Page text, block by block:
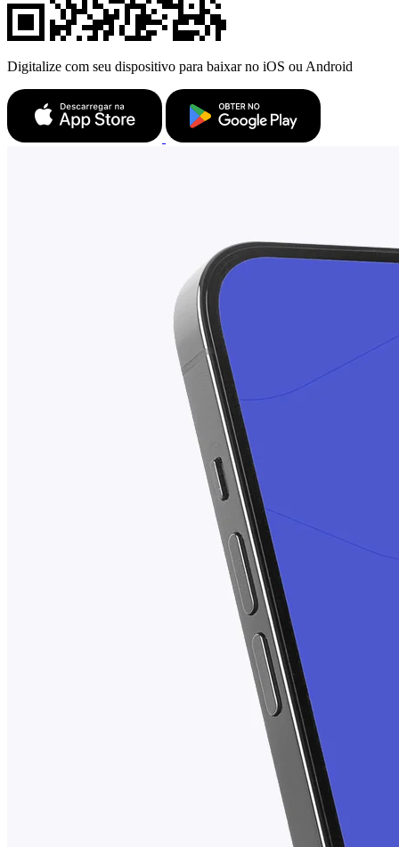
Digitalize com seu dispositivo para baixar no iOS ou Android